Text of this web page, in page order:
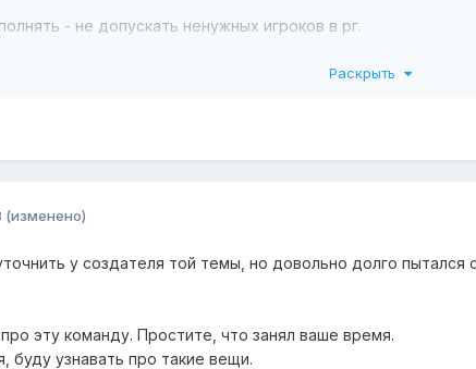
- не допускать ненужных игроков в рг.
задумка и появилась: администратор пишет /spawn
Раскрыть
(изменено)
у создателя той темы, но довольно долго пытался
эту команду. Простите, что занял ваше время.
буду узнавать про такие вещи.